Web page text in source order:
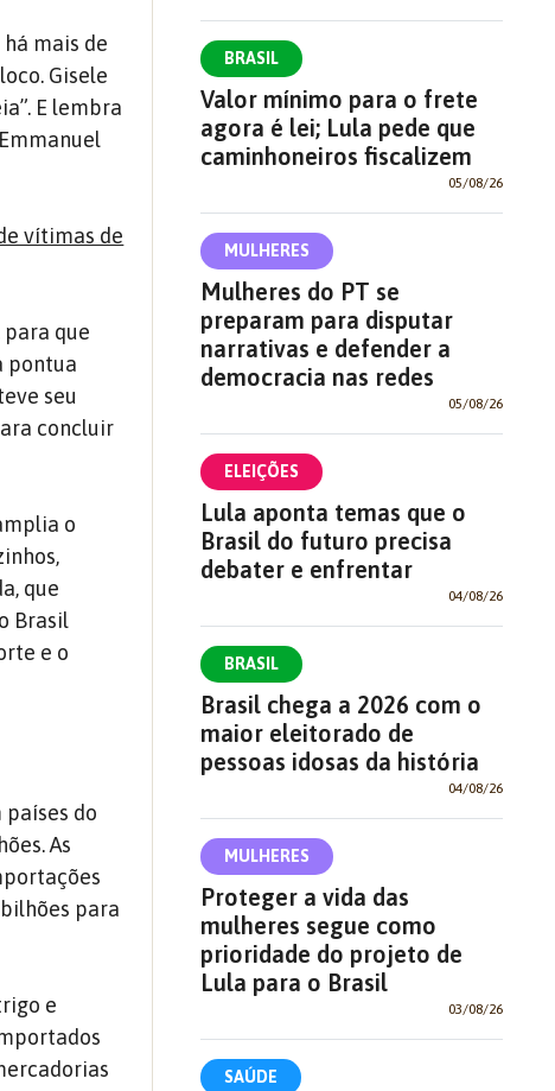
mais de
Gisele
E lembra
vítimas de
que
pontua
seu
concluir
o
que
Brasil
e o
do
As
para
e
BRASIL
Valor mínimo para o frete
agora é lei; Lula pede que
caminhoneiros fiscalizem
05/08/26
MULHERES
Mulheres do PT se
preparam para disputar
narrativas e defender a
democracia nas redes
05/08/26
ELEIÇÕES
Lula aponta temas que o
Brasil do futuro precisa
debater e enfrentar
04/08/26
BRASIL
Brasil chega a 2026 com o
maior eleitorado de
pessoas idosas da história
04/08/26
MULHERES
Proteger a vida das
mulheres segue como
prioridade do projeto de
Lula para o Brasil
03/08/26
SAÚDE